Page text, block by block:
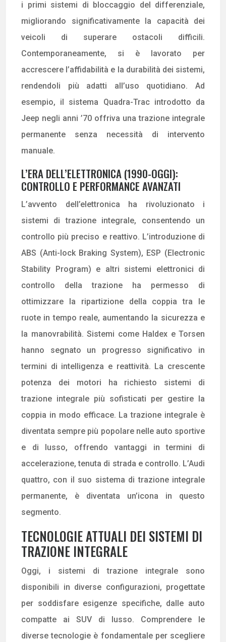
i primi sistemi di bloccaggio del differenziale,
migliorando significativamente la capacità dei
veicoli di superare ostacoli difficili.
Contemporaneamente, si è lavorato per
accrescere l’affidabilità e la durabilità dei sistemi,
rendendoli più adatti all’uso quotidiano. Ad
esempio, il sistema Quadra-Trac introdotto da
Jeep negli anni ’70 offriva una trazione integrale
permanente senza necessità di intervento
manuale.
L’ERA DELL’ELETTRONICA (1990-OGGI):
CONTROLLO E PERFORMANCE AVANZATI
L’avvento dell’elettronica ha rivoluzionato i
sistemi di trazione integrale, consentendo un
controllo più preciso e reattivo. L’introduzione di
ABS (Anti-lock Braking System), ESP (Electronic
Stability Program) e altri sistemi elettronici di
controllo della trazione ha permesso di
ottimizzare la ripartizione della coppia tra le
ruote in tempo reale, aumentando la sicurezza e
la manovrabilità. Sistemi come Haldex e Torsen
hanno segnato un progresso significativo in
termini di intelligenza e reattività. La crescente
potenza dei motori ha richiesto sistemi di
trazione integrale più sofisticati per gestire la
coppia in modo efficace. La trazione integrale è
diventata sempre più popolare nelle auto sportive
e di lusso, offrendo vantaggi in termini di
accelerazione, tenuta di strada e controllo. L’Audi
quattro, con il suo sistema di trazione integrale
permanente, è diventata un’icona in questo
segmento.
TECNOLOGIE ATTUALI DEI SISTEMI DI
TRAZIONE INTEGRALE
Oggi, i sistemi di trazione integrale sono
disponibili in diverse configurazioni, progettate
per soddisfare esigenze specifiche, dalle auto
compatte ai SUV di lusso. Comprendere le
diverse tecnologie è fondamentale per scegliere